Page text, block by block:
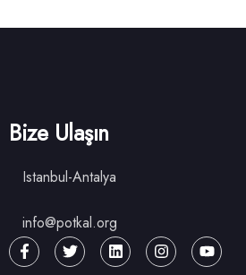
Bize Ulaşın
Istanbul-Antalya
info@potkal.org